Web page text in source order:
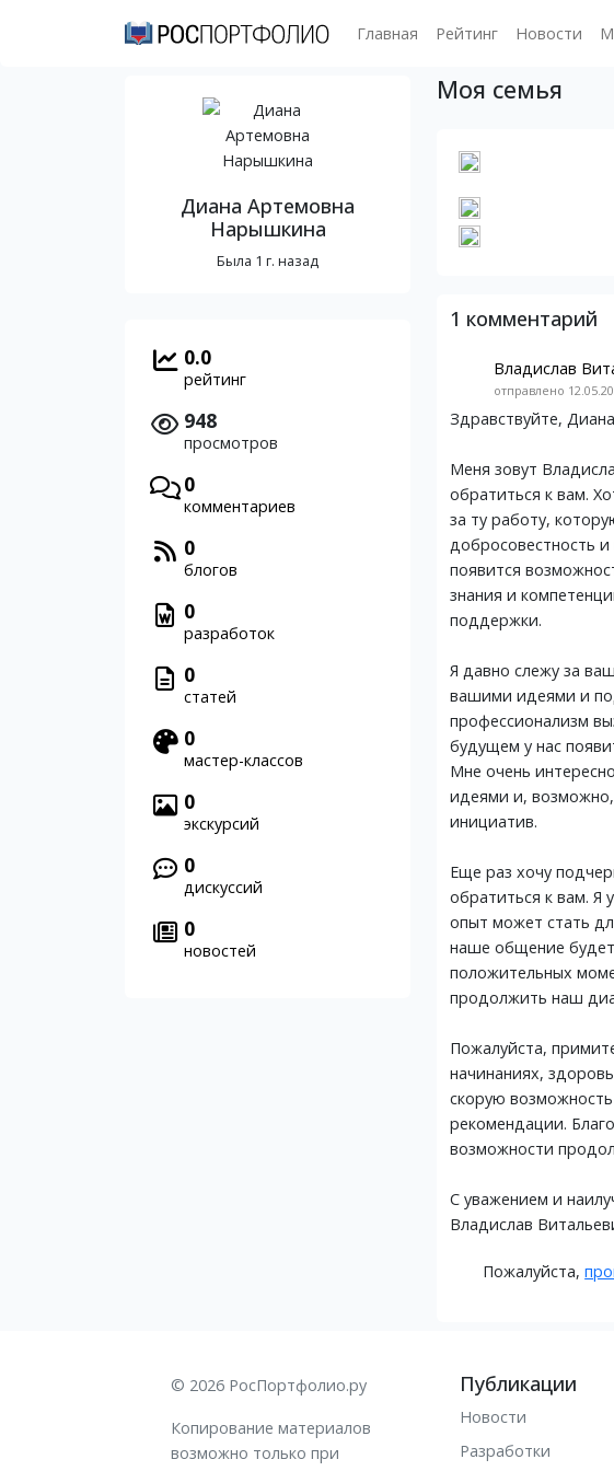
Главная Рейтинг Новости
Диана Артемовна
Нарышкина
Была 1 г. назад
0.0
рейтинг
948
просмотров
0
комментариев
0
блогов
0
разработок
0
статей
0
мастер-классов
0
экскурсий
0
дискуссий
0
новостей
Моя семья
1 комментарий
Владислав
отправлено
Здравствуйте,
Меня зовут
обратиться к вам.
за ту работу,
добросовестность
появится
знания и
поддержки.
Я давно слежу за
вашими идеями и
профессионализм
будущем у нас
Мне очень
идеями и, возможно,
инициатив.
Еще раз хочу
обратиться к вам. Я
опыт может стать
наше общение
положительных
продолжить наш
Пожалуйста,
начинаниях,
скорую
рекомендации.
возможности
С уважением и
Владислав
Пожалуйста,
© 2026 РосПортфолио.ру
Копирование материалов
возможно только при
Публикации
Новости
Разработки